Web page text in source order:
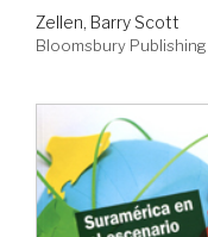
Zellen, Barry Scott
Bloomsbury